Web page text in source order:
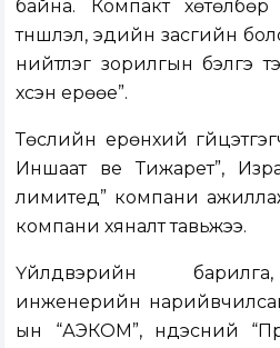
байна. Компакт
түншлэл, эдийн засгийн
нийтлэг зорилгын бэлгэ
хүсэн ерөөе”.
Төслийн ерөнхий
Иншаат ве Тижарет”,
лимитед” компани
компани хяналт тавьжээ.
Үйлдвэрийн
инженерийн
ын “АЭКОМ”, үндэсний